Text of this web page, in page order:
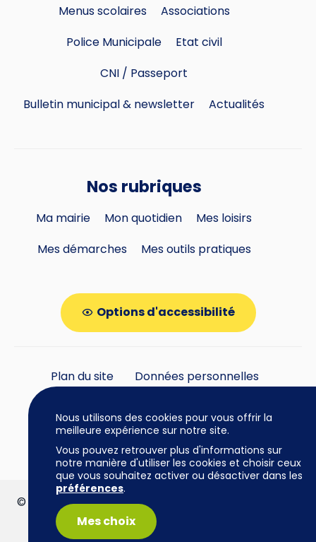
Menus scolaires
Associations
Police Municipale
Etat civil
CNI / Passeport
Bulletin municipal & newsletter
Actualités
Nos rubriques
Ma mairie Mon quotidien
Mes loisirs
Mes démarches
Mes outils pratiques
Options d'accessibilité
Plan du site
Données personnelles
© Mairie de Cazères • 2026 | www.mairie-cazeres.fr
| Tous droits réservés |
Nous utilisons des cookies pour vous offrir la
meilleure expérience sur notre site.
Vous pouvez retrouver plus d'informations sur
notre manière d'utiliser les cookies et choisir ceux
que vous souhaitez activer ou désactiver dans les
préférences.
Mes choix